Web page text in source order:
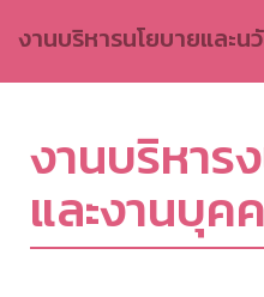
งานบริหารนโยบายและน
งานบริหาร
และงานบุค